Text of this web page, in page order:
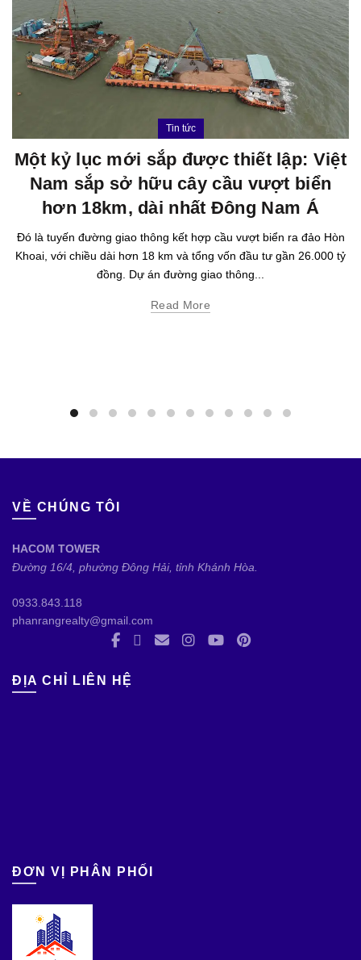
Tin tức
Một kỷ lục mới sắp được thiết lập: Việt
Nam sắp sở hữu cây cầu vượt biển
hơn 18km, dài nhất Đông Nam Á
Đó là tuyến đường giao thông kết hợp cầu vượt biển ra đảo Hòn
Khoai, với chiều dài hơn 18 km và tổng vốn đầu tư gần 26.000 tỷ
đồng. Dự án đường giao thông...
Read More
VỀ CHÚNG TÔI
HACOM TOWER
Đường 16/4, phường Đông Hải, tỉnh Khánh Hòa.
0933.843.118
phanrangrealty@gmail.com
ĐỊA CHỈ LIÊN HỆ
ĐƠN VỊ PHÂN PHỐI